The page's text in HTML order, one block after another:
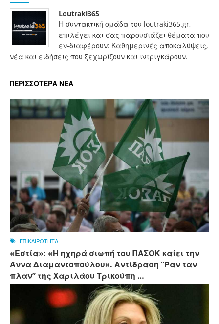
Loutraki365
Η συντακτική ομάδα του loutraki365.gr,
επιλέγει και σας παρουσιάζει θέματα που
εν-διαφέρουν: Καθημερινές αποκαλύψεις,
νέα και ειδήσεις που ξεχωρίζουν και ιντριγκάρουν.
ΠΕΡΙΣΣΟΤΕΡΑ ΝΕΑ
ΕΠΙΚΑΙΡΟΤΗΤΑ
«Εστία»: «Η ηχηρά σιωπή του ΠΑΣΟΚ καίει την
Άννα Διαμαντοπούλου». Αντίδραση “Ραν ταν
πλαν” της Χαριλάου Τρικούπη …